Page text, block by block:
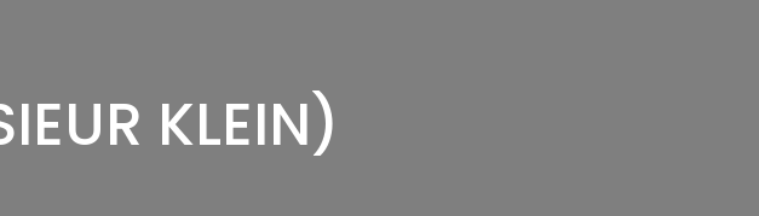
KLEIN)